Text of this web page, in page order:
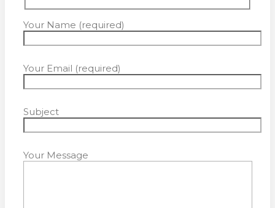
Your Name (required)
Your Email (required)
Subject
Your Message